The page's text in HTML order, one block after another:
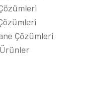
Çözümleri
Ürünler